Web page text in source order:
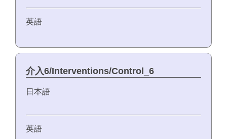
英語
介入6/Interventions/Control_6
日本語
英語